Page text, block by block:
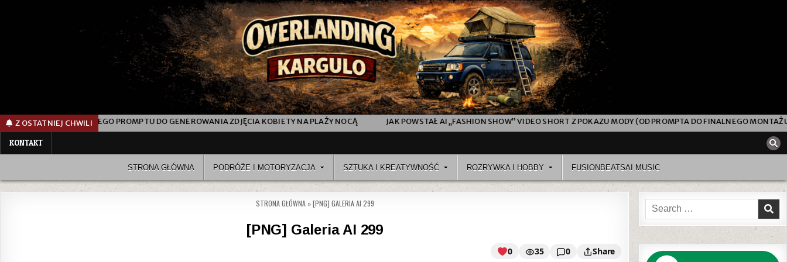
Z OSTATNIEJ CHWILI
KOBIETY NA PLAŻY NOCĄ JAK POWSTAŁ AI „FASHION SHOW” VIDEO SHORT Z POKAZU MODY (OD PROMPTA DO FINALNEGO MONTAŻU) JAK POWSTAŁ TEN FILM „THE NIGHT YOU
KONTAKT
STRONA GŁÓWNA PODRÓŻE I MOTORYZACJA SZTUKA I KREATYWNOŚĆ ROZRYWKA I HOBBY FUSIONBEATSAI MUSIC
STRONA GŁÓWNA»[PNG] GALERIA AI 299
[PNG] Galeria AI 299
0 35 0 Share
Search
for: